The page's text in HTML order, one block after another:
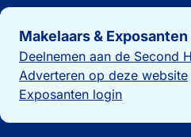
Belangrijke links
Makelaars & Exposanten
Deelnemen aan de Second
Adverteren op deze website
Exposanten login